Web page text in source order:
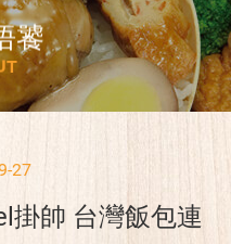
饕
T
27
掛帥 台灣飯包連